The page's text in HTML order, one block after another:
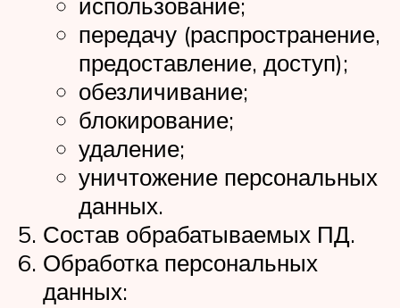
передачу (распространение,
предоставление, доступ);
обезличивание;
блокирование;
удаление;
уничтожение персональных
данных.
Состав обрабатываемых ПД.
Обработка персональных
данных: